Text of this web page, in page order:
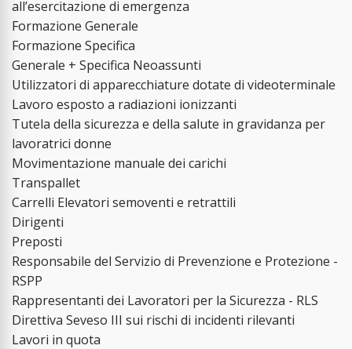
all’esercitazione di emergenza
Formazione Generale
Formazione Specifica
Generale + Specifica Neoassunti
Utilizzatori di apparecchiature dotate di videoterminale
Lavoro esposto a radiazioni ionizzanti
Tutela della sicurezza e della salute in gravidanza per
lavoratrici donne
Movimentazione manuale dei carichi
Transpallet
Carrelli Elevatori semoventi e retrattili
Dirigenti
Preposti
Responsabile del Servizio di Prevenzione e Protezione -
RSPP
Rappresentanti dei Lavoratori per la Sicurezza - RLS
Direttiva Seveso III sui rischi di incidenti rilevanti
Lavori in quota